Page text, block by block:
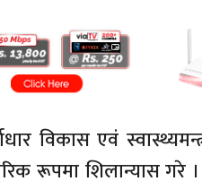
विकास एवं
रूपमा शिलान्यास गरे